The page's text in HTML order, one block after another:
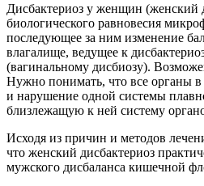
Дисбактериоз у женщин (женский
биологического равновесия
последующее за ним изменение
влагалище, ведущее к
(вагинальному дисбиозу).
Нужно понимать, что все органы в
и нарушение одной системы
близлежащую к ней систему
Исходя из причин и методов
что женский дисбактериоз
мужского дисбаланса кишечной